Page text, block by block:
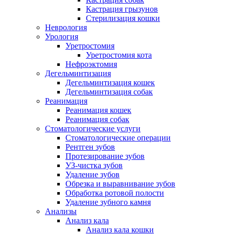
Кастрация грызунов
Стерилизация кошки
Неврология
Урология
Уретростомия
Уретростомия кота
Нефроэктомия
Дегельминтизация
Дегельминтизация кошек
Дегельминтизация собак
Реанимация
Реанимация кошек
Реанимация собак
Стоматологические услуги
Стоматологические операции
Рентген зубов
Протезирование зубов
УЗ-чистка зубов
Удаление зубов
Обрезка и выравнивание зубов
Обработка ротовой полости
Удаление зубного камня
Анализы
Анализ кала
Анализ кала кошки